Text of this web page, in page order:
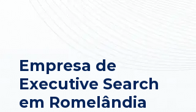
Empresa de
Executive Search
em Romelândia